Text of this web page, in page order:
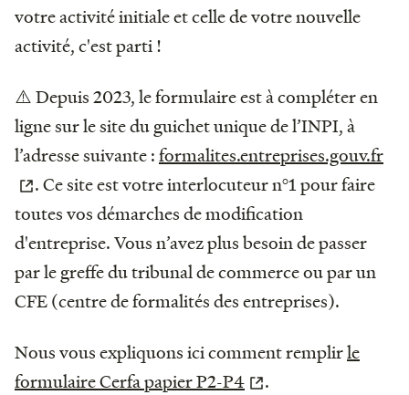
votre activité initiale et celle de votre nouvelle
activité, c'est parti !
⚠️ Depuis 2023, le formulaire est à compléter en
ligne sur le site du guichet unique de l’INPI, à
l’adresse suivante :formalites.entreprises.gouv.fr
. Ce site est votre interlocuteur n°1 pour faire
toutes vos démarches de modification
d'entreprise. Vous n’avez plus besoin de passer
par le greffe du tribunal de commerce ou par un
CFE (centre de formalités des entreprises).
Nous vous expliquons ici comment remplirle
formulaire Cerfa papier P2-P4
.